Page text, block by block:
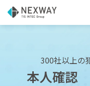
300社以上の
本人確認